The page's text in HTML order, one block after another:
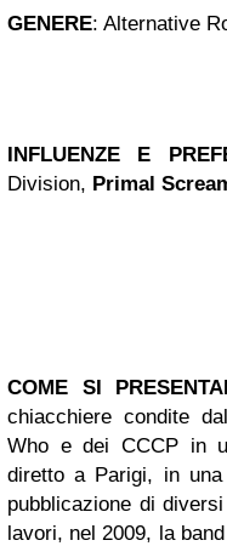
GENERE: Alternative
INFLUENZE E
Division, Primal
COME SI
chiacchiere condite
Who e dei CCCP in
diretto a Parigi, in
pubblicazione di
lavori, nel 2009, la